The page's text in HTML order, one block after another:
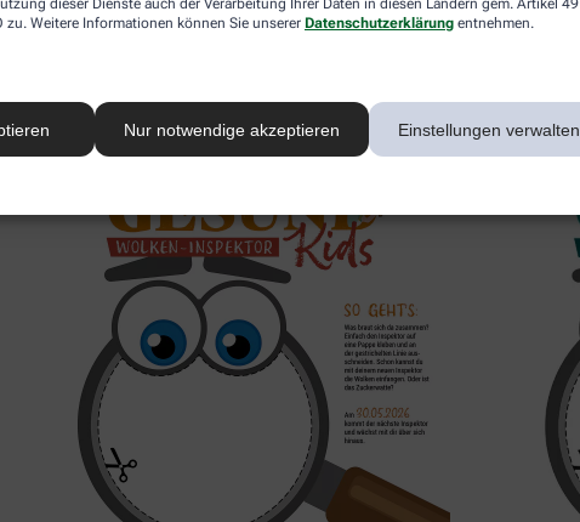
dieser Dienste auch der Verarbeitung Ihrer Daten in diesen Ländern gem. Artikel 49
zu. Weitere Informationen können Sie unserer Datenschutzerklärung entnehmen.
Nur notwendige akzeptieren Einstellungen verwalten